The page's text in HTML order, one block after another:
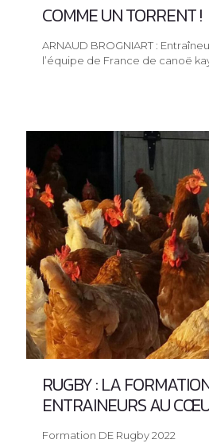
COMME UN TORRENT !
ARNAUD BROGNIART :
l’équipe de France de canoë
RUGBY : LA
ENTRAINEURS AU
Formation DE Rugby 2022